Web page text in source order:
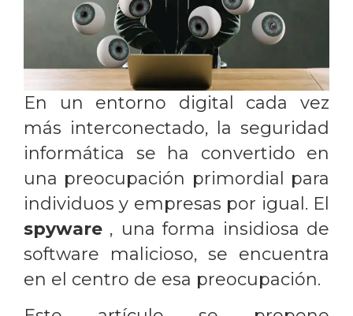
En un entorno digital cada vez
más interconectado, la seguridad
informática se ha convertido en
una preocupación primordial para
individuos y empresas por igual. El
spyware , una forma insidiosa de
software malicioso, se encuentra
en el centro de esa preocupación.